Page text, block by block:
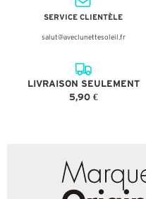
SERVICE CLIENTÈLE
salut@aveclunettesoleil.fr
LIVRAISON SEULEMENT
5,90 €